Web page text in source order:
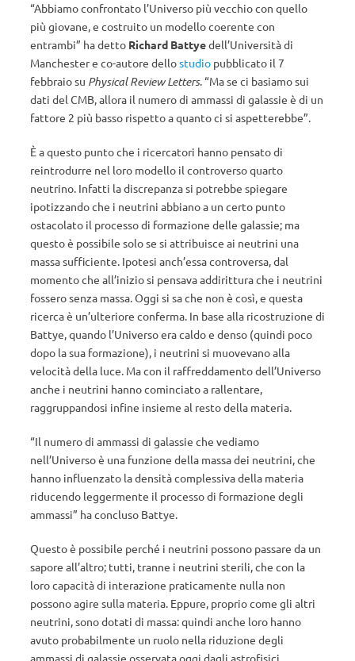
“Abbiamo confrontato l’Universo più vecchio con quello
più giovane, e costruito un modello coerente con
entrambi” ha detto Richard Battyedell’Università di
Manchester e co-autore dellostudio pubblicato il 7
febbraio su Physical Review Letters. “Ma se ci basiamo sui
dati del CMB, allora il numero di ammassi di galassie è di un
fattore 2 più basso rispetto a quanto ci si aspetterebbe”.
È a questo punto che i ricercatori hanno pensato di
reintrodurre nel loro modello il controverso quarto
neutrino. Infatti la discrepanza si potrebbe spiegare
ipotizzando che i neutrini abbiano a un certo punto
ostacolato il processo di formazione delle galassie; ma
questo è possibile solo se si attribuisce ai neutrini una
massa sufficiente. Ipotesi anch’essa controversa, dal
momento che all’inizio si pensava addirittura che i neutrini
fossero senza massa. Oggi si sa che non è così, e questa
ricerca è un’ulteriore conferma. In base alla ricostruzione di
Battye, quando l’Universo era caldo e denso (quindi poco
dopo la sua formazione), i neutrini si muovevano alla
velocità della luce. Ma con il raffreddamento dell’Universo
anche i neutrini hanno cominciato a rallentare,
raggruppandosi infine insieme al resto della materia.
“Il numero di ammassi di galassie che vediamo
nell’Universo è una funzione della massa dei neutrini, che
hanno influenzato la densità complessiva della materia
riducendo leggermente il processo di formazione degli
ammassi” ha concluso Battye.
Questo è possibile perché i neutrini possono passare da un
sapore all’altro; tutti, tranne i neutrini sterili, che con la
loro capacità di interazione praticamente nulla non
possono agire sulla materia. Eppure, proprio come gli altri
neutrini, sono dotati di massa: quindi anche loro hanno
avuto probabilmente un ruolo nella riduzione degli
ammassi di galassie osservata oggi dagli astrofisici.